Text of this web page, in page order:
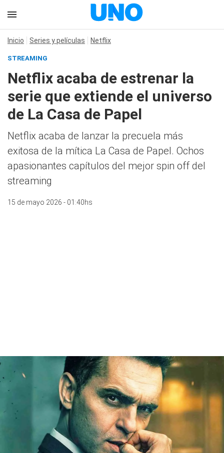
Inicio Series y películas Netflix
STREAMING
Netflix acaba de estrenar la
serie que extiende el universo
de La Casa de Papel
Netflix acaba de lanzar la precuela más
exitosa de la mítica La Casa de Papel. Ochos
apasionantes capítulos del mejor spin off del
streaming
15 de mayo 2026 - 01:40hs